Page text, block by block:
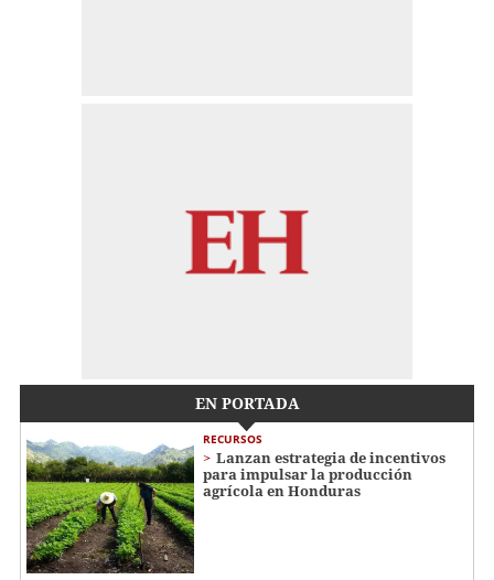
EN PORTADA
RECURSOS
Lanzan estrategia de incentivos
para impulsar la producción
agrícola en Honduras